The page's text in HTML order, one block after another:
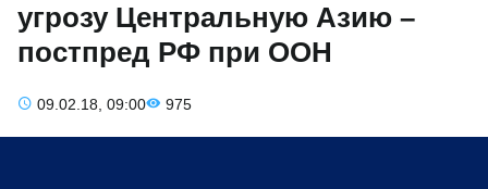
угрозу Центральную Азию –
постпред РФ при ООН
09.02.18, 09:00 975